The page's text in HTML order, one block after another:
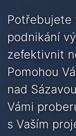
Potřebujete
podnikání
zefektivnit
Pomohou
nad
Vámi
s Vaším